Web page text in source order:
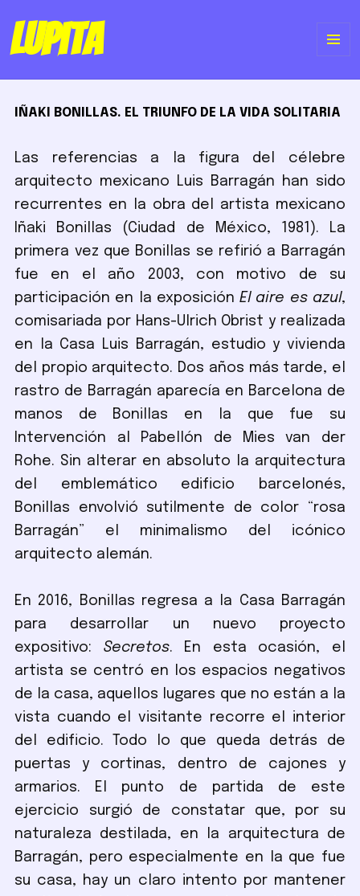
Lupita
IÑAKI BONILLAS. EL TRIUNFO DE LA VIDA SOLITARIA
Las referencias a la figura del célebre
arquitecto mexicano Luis Barragán han sido
recurrentes en la obra del artista mexicano
Iñaki Bonillas (Ciudad de México, 1981). La
primera vez que Bonillas se refirió a Barragán
fue en el año 2003, con motivo de su
participación en la exposiciónEl aire es azul,
comisariada por Hans-Ulrich Obrist y realizada
en la Casa Luis Barragán, estudio y vivienda
del propio arquitecto. Dos años más tarde, el
rastro de Barragán aparecía en Barcelona de
manos de Bonillas en la que fue su
Intervención al Pabellón de Mies van der
Rohe. Sin alterar en absoluto la arquitectura
del emblemático edificio barcelonés,
Bonillas envolvió sutilmente de color “rosa
Barragán” el minimalismo del icónico
arquitecto alemán.
En 2016, Bonillas regresa a la Casa Barragán
para desarrollar un nuevo proyecto
expositivo: Secretos. En esta ocasión, el
artista se centró en los espacios negativos
de la casa, aquellos lugares que no están a la
vista cuando el visitante recorre el interior
del edificio. Todo lo que queda detrás de
puertas y cortinas, dentro de cajones y
armarios. El punto de partida de este
ejercicio surgió de constatar que, por su
naturaleza destilada, en la arquitectura de
Barragán, pero especialmente en la que fue
su casa, hay un claro intento por mantener